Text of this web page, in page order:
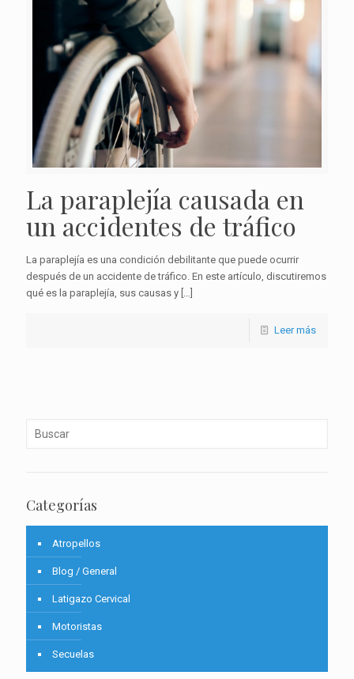
La paraplejía causada en
un accidentes de tráfico
La paraplejía es una condición debilitante que puede ocurrir
después de un accidente de tráfico. En este artículo, discutiremos
qué es la paraplejía, sus causas y
Leer más
Categorías
Atropellos
Blog / General
Latigazo Cervical
Motoristas
Secuelas